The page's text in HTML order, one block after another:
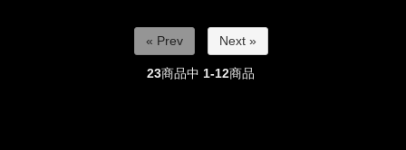
« Prev Next »
23商品中 1-12商品